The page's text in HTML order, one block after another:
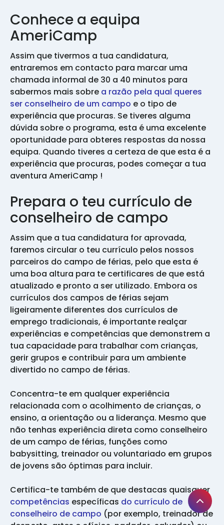
Conhece a equipa
AmeriCamp
Assim que tivermos a tua candidatura,
entraremos em contacto para marcar uma
chamada informal de 30 a 40 minutos para
sabermos mais sobre a razão pela qual queres
ser conselheiro de um campo e o tipo de
experiência que procuras. Se tiveres alguma
dúvida sobre o programa, esta é uma excelente
oportunidade para obteres respostas da nossa
equipa. Quando tiveres a certeza de que esta é a
experiência que procuras, podes começar a tua
aventura AmeriCamp !
Prepara o teu currículo de
conselheiro de campo
Assim que a tua candidatura for aprovada,
faremos circular o teu currículo pelos nossos
parceiros do campo de férias, pelo que esta é
uma boa altura para te certificares de que está
atualizado e pronto a ser utilizado. Embora os
currículos dos campos de férias sejam
ligeiramente diferentes dos currículos de
emprego tradicionais, é importante realçar
experiências e competências que demonstrem a
tua capacidade para trabalhar com crianças,
gerir grupos e contribuir para um ambiente
divertido no campo de férias.
Concentra-te em qualquer experiência
relacionada com o acolhimento de crianças, o
ensino, a orientação ou a liderança. Mesmo que
não tenhas experiência direta como conselheiro
de um campo de férias, funções como
babysitting, treinador ou voluntariado em grupos
de jovens são óptimas para incluir.
Certifica-te também de que destacas quaisquer
competências específicas do currículo de
conselheiro de campo (por exemplo, treinador de